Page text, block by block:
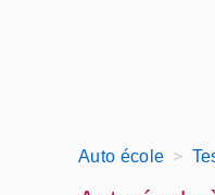
Auto école